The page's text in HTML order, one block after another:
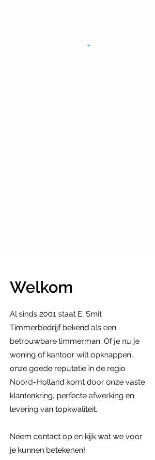
Welkom
Al sinds 2001 staat E. Smit
Timmerbedrijf bekend als een
betrouwbare timmerman. Of je nu je
woning of kantoor wilt opknappen,
onze goede reputatie in de regio
Noord-Holland komt door onze vaste
klantenkring, perfecte afwerking en
levering van topkwaliteit.
Neem contact op en kijk wat we voor
je kunnen betekenen!